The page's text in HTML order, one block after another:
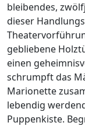
bleibendes,
dieser
gebliebene
einen
schrumpft das
Marionette
lebendig
Puppenkiste.